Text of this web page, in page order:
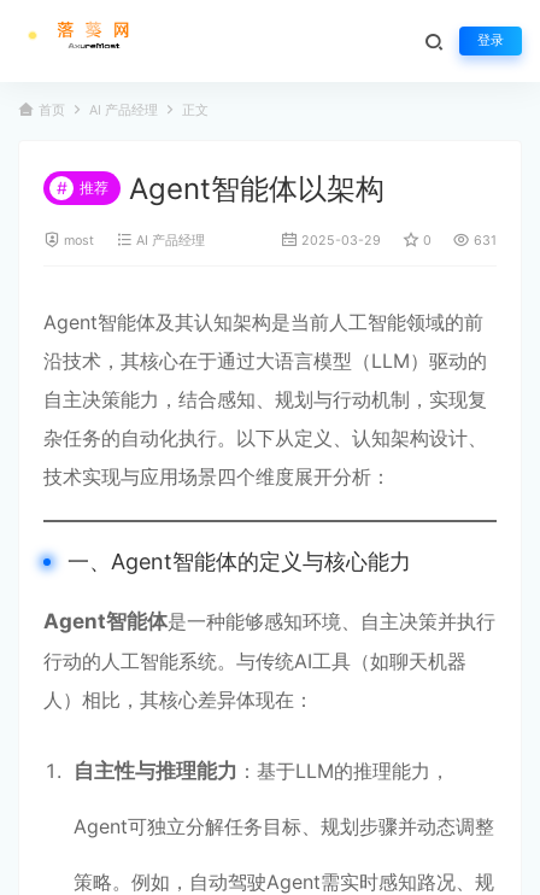
登录
首页 AI 产品经理 正文
# 推荐 Agent智能体以架构
most AI 产品经理 2025-03-29 0 631
Agent智能体及其认知架构是当前人工智能领域的前
沿技术，其核心在于通过大语言模型（LLM）驱动的
自主决策能力，结合感知、规划与行动机制，实现复
杂任务的自动化执行。以下从定义、认知架构设计、
技术实现与应用场景四个维度展开分析：
一、Agent智能体的定义与核心能力
Agent智能体是一种能够感知环境、自主决策并执行
行动的人工智能系统。与传统AI工具（如聊天机器
人）相比，其核心差异体现在：
自主性与推理能力 ：基于LLM的推理能力，
Agent可独立分解任务目标、规划步骤并动态调整
策略。例如，自动驾驶Agent需实时感知路况、规